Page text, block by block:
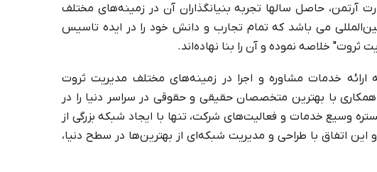
آرتمن، حاصل سالها تجربه بنیانگذاران آن در زمینه‌های مختلف
می باشد که تمام تجارب و دانش خود را در ایده تاسیس
خلاصه نموده و آن را بنا نهاده‌اند.
خدمات مشاوره و اجرا در زمینه‌های مختلف مدیریت ثروت
همکاری با بهترین متخصصان حقیقی و حقوقی در سراسر دنیا را در
وسیع خدمات و فعالیت‌های شرکت، تنها با ایجاد شبکه بزرگی از
اتفاق با طراحی و مدیریت شبکه‌ای از بهترین‌ها در سطح دنیا،